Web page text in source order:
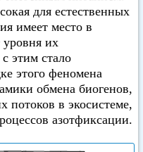
для естественных
имеет место в
уровня их
этим стало
этого феномена
обмена биогенов,
потоков в экосистеме,
азотфиксации.